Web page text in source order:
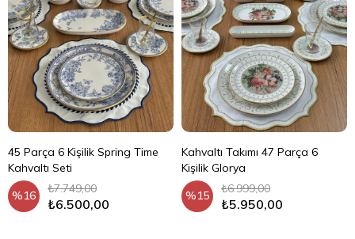
45 Parça 6 Kişilik Spring Time
Kahvaltı Seti
%16
₺6.500,00
₺7.749,00
Kahvaltı Takımı 47 Parça 6
Kişilik Glorya
%15
₺5.950,00
₺6.999,00